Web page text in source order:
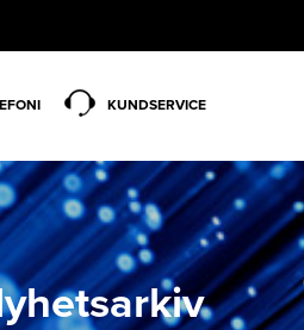
KUNDSERVICE